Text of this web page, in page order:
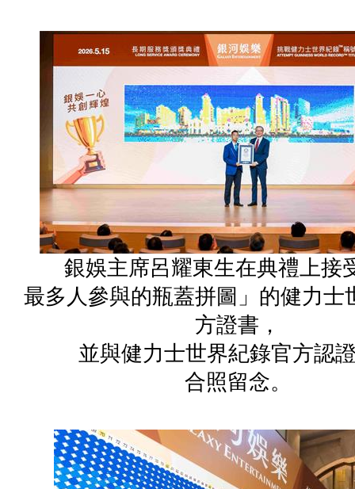
銀娛主席呂耀東生在典禮上接
最多人參與的瓶蓋拼圖」的健力士
方證書，
並與健力士世界紀錄官方認證
合照留念。